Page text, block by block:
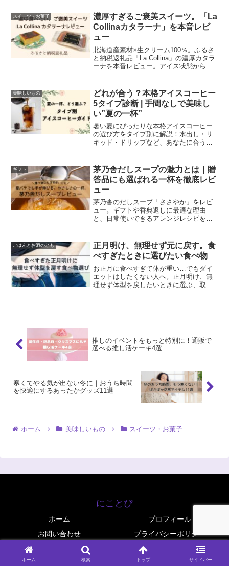
ンバル気分を楽しめます。
スイーツ・お菓子
濃厚すぎるご褒美スイーツ。「La
Collinaカタラーナ」を本音レビ
ュー
北海道産素材×生クリーム100％。ふるさ
と納税返礼品「La Collina」の濃厚カタラ
ーナを本音レビュー。アイス状態からと
美味しいもの
どれが合う？本格アイスコーヒー
5タイプ診断 | 手間なしで美味し
い”夏の一杯”
暑い夏にぴったりな本格アイスコーヒー
の選び方をタイプ別に解説！水出し・リ
キッド・ドリップなど、あなたに合う一
ギフト
茅乃舎だしスープの魅力とは｜贈
答品にも選ばれる一杯を徹底レビ
ュー
茅乃舎のだしスープ「ささやか」をレビ
ュー。ギフトや香典返しに最適な理由
と、日常使いできるアレンジレシピを紹
ごはんとお酒のとも
正月明け、無理せず元に戻す。食
べすぎたときに選びたい食べ物
お正月に食べすぎて体が重い…でもダイ
エットはしたくない人へ。正月明け、無
理せず体型を戻したいときに選ぶ、取り
推しのイベントをもっと特別に！通販で
選べる推し活ケーキ4選
寒くてやる気が出ない冬に｜おうち時間
を快適にするあったかグッズ11選
ホーム 美味しいもの スイーツ・お菓子
にことぴ
ホーム
プロフィール
お問い合わせ
プライバシーポリシー
© 2025 にことぴ.
ホーム 検索 トップ サイドバー